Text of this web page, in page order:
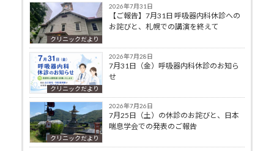
クリニックだより
2026年7月31日
【ご報告】7月31日 呼吸器内科休診への
お詫びと、札幌での講演を終えて
クリニックだより
2026年7月28日
7月31日（金）呼吸器内科休診のお知ら
せ
クリニックだより
2026年7月26日
7月25日（土）の休診のお詫びと、日本
喘息学会での発表のご報告